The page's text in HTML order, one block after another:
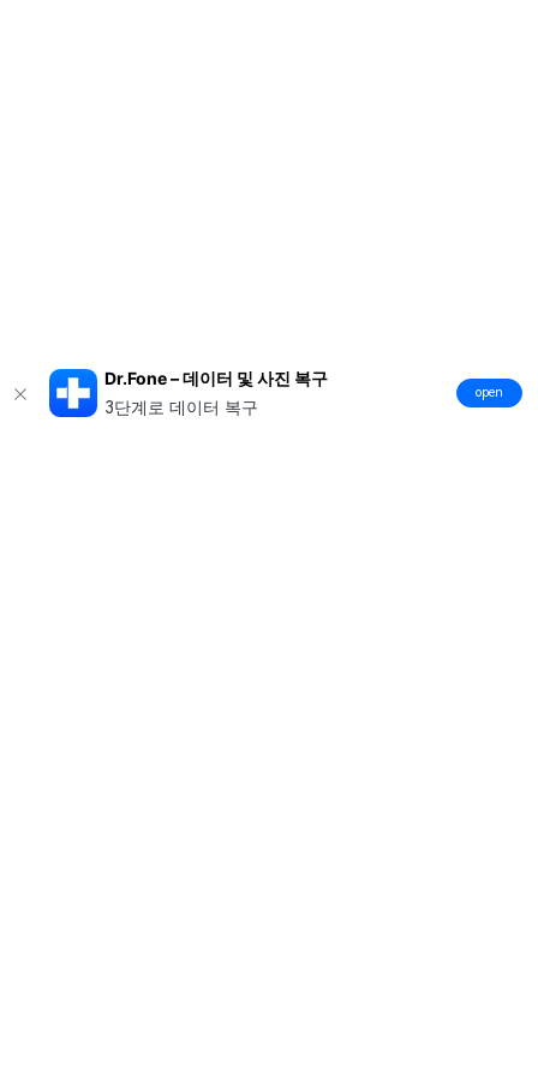
Dr.Fone – 데이터 및 사진 복구
3단계로 데이터 복구
open